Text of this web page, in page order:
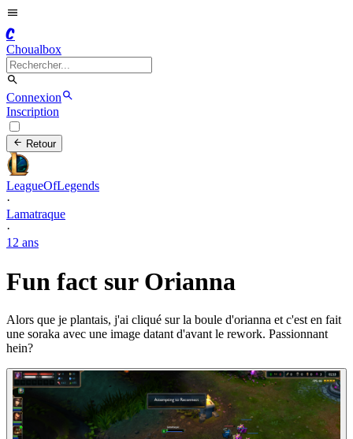
C
Choualbox
Connexion
Inscription
Retour
LeagueOfLegends
·
Lamatraque
·
12 ans
Fun fact sur Orianna
Alors que je plantais, j'ai cliqué sur la boule d'orianna et c'est en fait
une soraka avec une image datant d'avant le rework. Passionnant
hein?